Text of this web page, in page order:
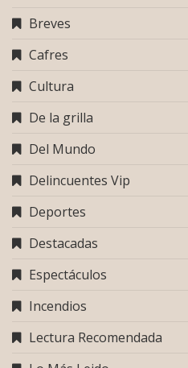
Breves
Cafres
Cultura
De la grilla
Del Mundo
Delincuentes Vip
Deportes
Destacadas
Espectáculos
Incendios
Lectura Recomendada